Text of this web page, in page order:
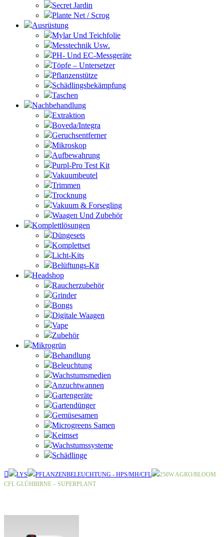
Secret Jardin
Plante Net / Scrog
Ausrüstung
Mylar Und Teichfolie
Messtechnik Usw.
PH- Und EC-Messgeräte
Töpfe – Untersetzer
Pflanzenstütze
Schädlingsbekämpfung
Taschen
Nachbehandlung
Extraktion
Boveda/Integra
Geruchsentferner
Mikroskop
Aufbewahrung
Purpl-Pro Test Kit
Vakuumbeutel
Trimmen
Trocknung
Vakuum & Forsegling
Waagen Und Zubehör
Komplettlösungen
Düngesets
Komplettset
Licht-Kits
Belüftungs-Kit
Headshop
Raucherzubehör
Grinder
Bongs
Digitale Waagen
Vape
Zubehör
Mikrogrün
Behandlung
Beleuchtung
Wachstumsmedien
Anzuchtwannen
Gartengeräte
Gartendünger
Gemüsesamen
Microgreens Samen
Keimset
Wachstumssysteme
Schädlinge
LYS PFLANZENBELEUCHTUNG - HPS/MH/CFL
250W AGRO/BLOOM
CFL GLÜHBIRNE – SUPERPLANT